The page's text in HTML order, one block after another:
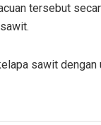
tersebut
sawit